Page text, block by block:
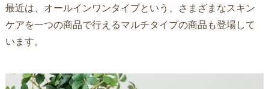
最近は、オールインワンタイプという、さまざまなスキン
ケアを一つの商品で行えるマルチタイプの商品も登場して
います。